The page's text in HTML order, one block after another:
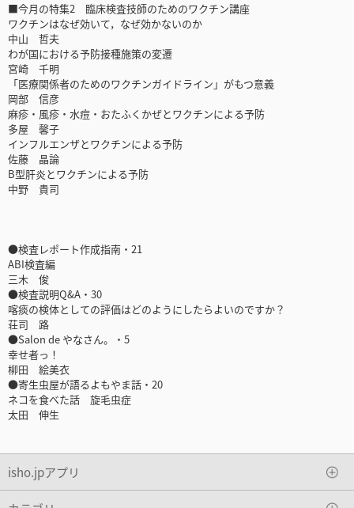
■今月の特集2 臨床検査技師のためのワクチン講座
ワクチンはなぜ効いて，なぜ効かないのか
中山 哲夫
わが国における予防接種施策の変遷
宮崎 千明
「医療関係者のためのワクチンガイドライン」がもつ意義
岡部 信彦
麻疹・風疹・水痘・おたふくかぜとワクチンによる予防
多屋 馨子
インフルエンザとワクチンによる予防
佐藤 晶論
B型肝炎とワクチンによる予防
中野 貴司
●検査レポート作成指南・21
ABI検査編
三木 俊
●検査説明Q&A・30
喀痰の検体としての評価はどのようにしたらよいのですか？
荘司 路
●Salon de やなさん。・5
幸せ者っ！
柳田 絵美衣
●寄生虫屋が語るよもやま話・20
ネコを食べた話 旋毛虫症
太田 伸生
isho.jpアプリ